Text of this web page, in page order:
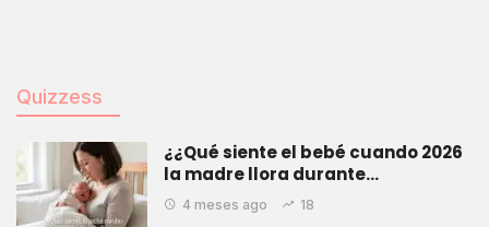
Quizzess
¿¿Qué siente el bebé cuando 2026
la madre llora durante…
4 meses ago 18